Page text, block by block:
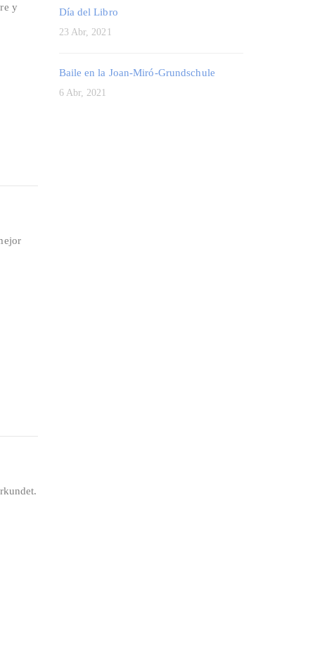
y
Día del Libro
23 Abr, 2021
Baile en la Joan-Miró-Grundschule
6 Abr, 2021